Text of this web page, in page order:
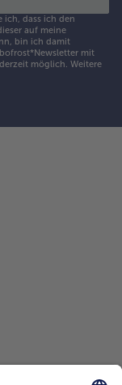
ich, dass ich den
auf meine
bin ich damit
mit
möglich. Weitere